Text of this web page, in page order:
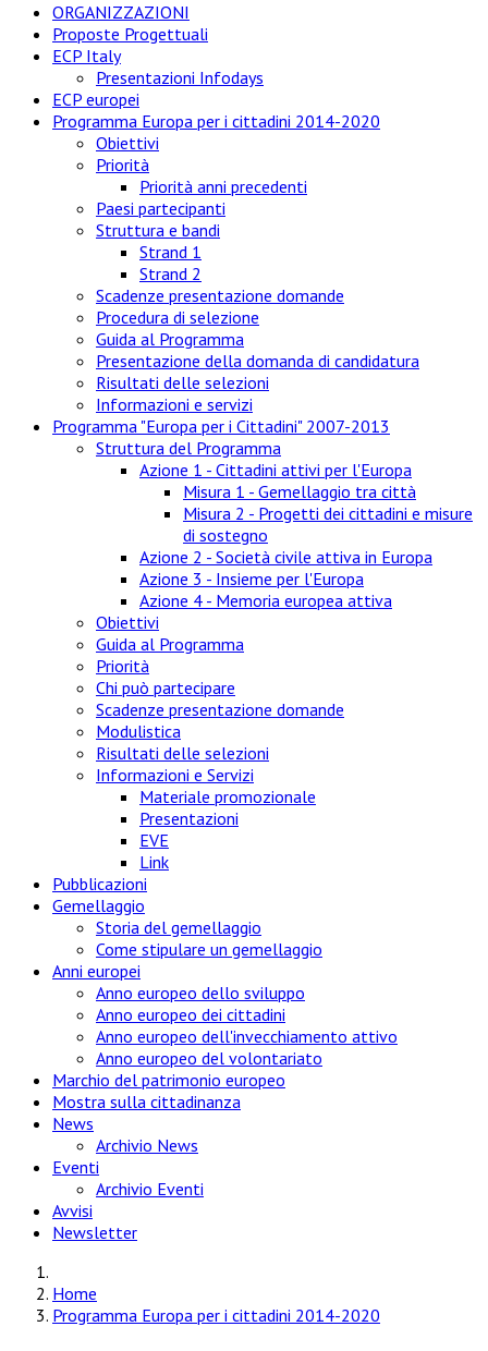
ORGANIZZAZIONI
Proposte Progettuali
ECP Italy
Presentazioni Infodays
ECP europei
Programma Europa per i cittadini 2014-2020
Obiettivi
Priorità
Priorità anni precedenti
Paesi partecipanti
Struttura e bandi
Strand 1
Strand 2
Scadenze presentazione domande
Procedura di selezione
Guida al Programma
Presentazione della domanda di candidatura
Risultati delle selezioni
Informazioni e servizi
Programma "Europa per i Cittadini" 2007-2013
Struttura del Programma
Azione 1 - Cittadini attivi per l'Europa
Misura 1 - Gemellaggio tra città
Misura 2 - Progetti dei cittadini e misure
di sostegno
Azione 2 - Società civile attiva in Europa
Azione 3 - Insieme per l'Europa
Azione 4 - Memoria europea attiva
Obiettivi
Guida al Programma
Priorità
Chi può partecipare
Scadenze presentazione domande
Modulistica
Risultati delle selezioni
Informazioni e Servizi
Materiale promozionale
Presentazioni
EVE
Link
Pubblicazioni
Gemellaggio
Storia del gemellaggio
Come stipulare un gemellaggio
Anni europei
Anno europeo dello sviluppo
Anno europeo dei cittadini
Anno europeo dell'invecchiamento attivo
Anno europeo del volontariato
Marchio del patrimonio europeo
Mostra sulla cittadinanza
News
Archivio News
Eventi
Archivio Eventi
Avvisi
Newsletter
Home
Programma Europa per i cittadini 2014-2020